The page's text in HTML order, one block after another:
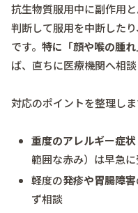
抗生物質服用中に副作用
判断して服用を中断した
です。 特に「顔や喉の腫
ば、直ちに医療機関へ相談
対応のポイントを整理しま
重度のアレルギー症状
範囲な赤み）は早急
軽度の発疹や胃腸障害
ず相談